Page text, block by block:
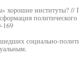
хорошие институты? //
социально-